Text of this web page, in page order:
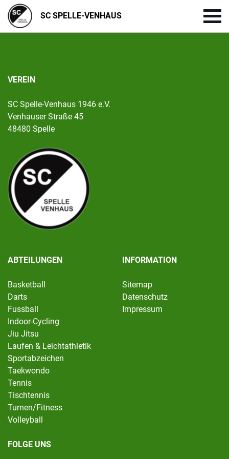
SC SPELLE-VENHAUS
VEREIN
SC Spelle-Venhaus 1946 e.V.
Venhauser Straße 45
48480 Spelle
ABTEILUNGEN
Basketball
Darts
Fussball
Indoor-Cycling
Jiu Jitsu
Laufen & Leichtathletik
Sportabzeichen
Taekwondo
Tennis
Tischtennis
Turnen/Fitness
Volleyball
INFORMATION
Sitemap
Datenschutz
Impressum
FOLGE UNS